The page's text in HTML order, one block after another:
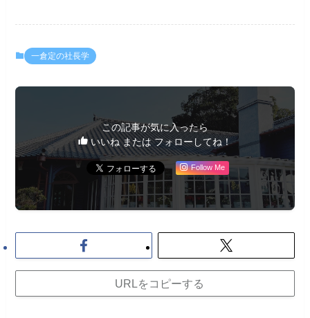
一倉定の社長学
この記事が気に入ったら
いいね または フォローしてね！
Follow Me
URLをコピーする